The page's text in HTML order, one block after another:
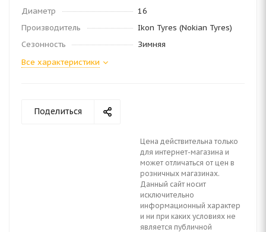
Диаметр
16
Производитель
Ikon Tyres (Nokian Tyres)
Сезонность
Зимняя
Все характеристики
Поделиться
Цена действительна только
для интернет-магазина и
может отличаться от цен в
розничных магазинах.
Данный сайт носит
исключительно
информационный характер
и ни при каких условиях не
является публичной